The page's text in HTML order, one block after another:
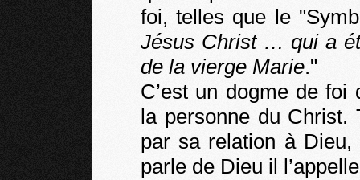
foi, telles que le
Jésus Christ … qui a
de la vierge Marie."
C’est un dogme de
la personne du Christ.
par sa relation à Dieu,
parle de Dieu il